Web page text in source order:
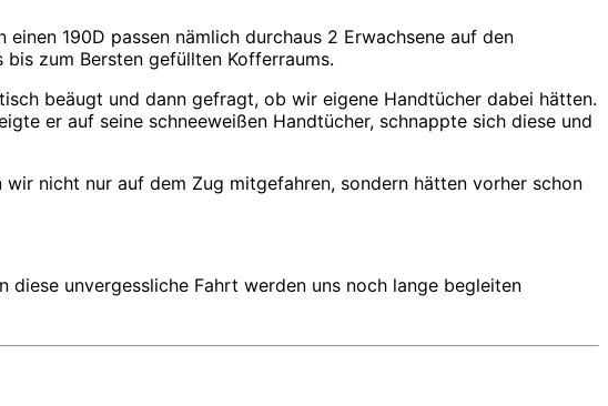
190D passen nämlich durchaus 2 Erwachsene auf den
zum Bersten gefüllten Kofferraums.
beäugt und dann gefragt, ob wir eigene Handtücher dabei hätten.
er auf seine schneeweißen Handtücher, schnappte sich diese und
nicht nur auf dem Zug mitgefahren, sondern hätten vorher schon
diese unvergessliche Fahrt werden uns noch lange begleiten